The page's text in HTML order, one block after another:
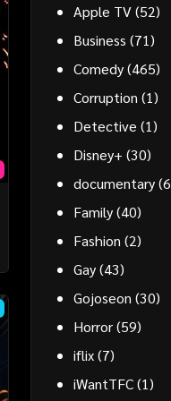
Apple TV(52)
Business (71)
Comedy(465)
Corruption (1)
Detective (1)
Disney+ (30)
documentary
Family(40)
Fashion (2)
Gay(43)
Gojoseon (30)
Horror(59)
iflix(7)
iWantTFC(1)